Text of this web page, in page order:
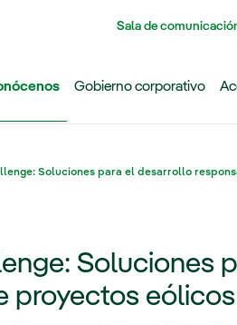
Sala de
Gobierno corporativo
Soluciones para el desarrollo
Soluciones
proyectos